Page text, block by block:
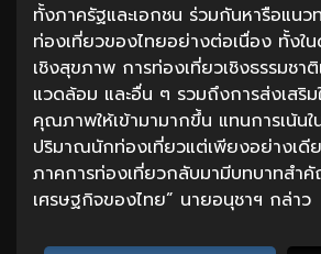
ทั้งภาครัฐและเอกชน ร่วมกันหารือแน
ท่องเที่ยวของไทยอย่างต่อเนื่อง ทั้งใ
เชิงสุขภาพ การท่องเที่ยวเชิงธรรมชา
แวดล้อม และอื่น ๆ รวมถึงการส่งเสริ
คุณภาพให้เข้ามามากขึ้น แทนการเน้นใ
ปริมาณนักท่องเที่ยวแต่เพียงอย่างเดีย
ภาคการท่องเที่ยวกลับมามีบทบาทสำ
เศรษฐกิจของไทย” นายอนุชาฯ กล่าว